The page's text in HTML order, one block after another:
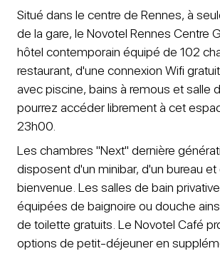
Situé dans le centre de Rennes, à
de la gare, le Novotel Rennes Centre
hôtel contemporain équipé de 102
restaurant, d'une connexion Wifi
avec piscine, bains à remous et salle
pourrez accéder librement à cet
23h00.
Les chambres "Next" dernière
disposent d'un minibar, d'un bureau
bienvenue. Les salles de bain
équipées de baignoire ou douche
de toilette gratuits. Le Novotel Café
options de petit-déjeuner en